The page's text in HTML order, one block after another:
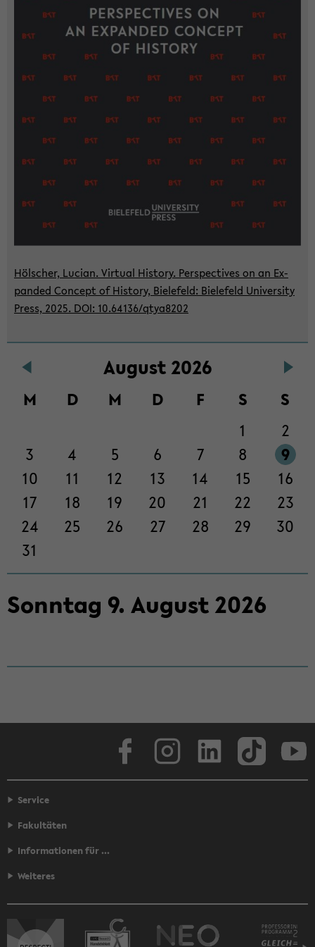
Höl­scher, Lu­ci­an. Vir­tu­al His­to­ry. Per­spec­ti­ves on an Ex­
pan­ded Con­cept of His­to­ry, Bie­le­feld: Bie­le­feld Uni­ver­si­ty
Press, 2025. DOI: 10.64136/qtya8202
Au­gust 2026
M D M D F S
S
1
2
3
4 5 6 7 8
9
10
11 12 13 14 15
16
17
18 19 20 21 22
23
24
25 26 27 28 29
30
31
Sonn­tag 9. Au­gust2026
Face­book
Service
Fakultäten
Informationen für ...
Weiteres